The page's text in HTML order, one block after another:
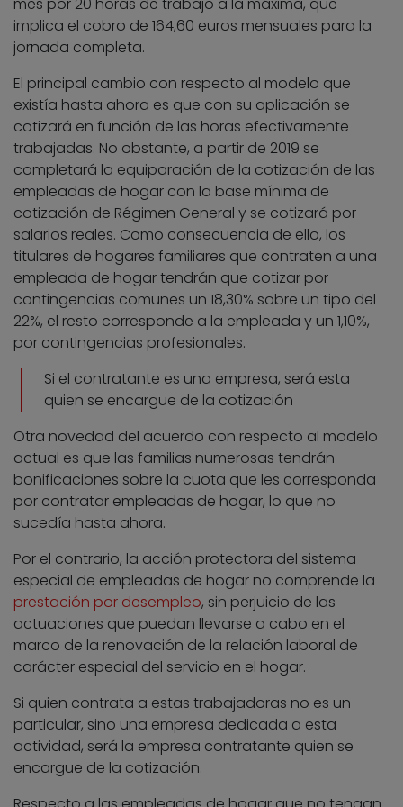
mes por 20 horas de trabajo a la máxima, que
implica el cobro de 164,60 euros mensuales para la
jornada completa.
El principal cambio con respecto al modelo que
existía hasta ahora es que con su aplicación se
cotizará en función de las horas efectivamente
trabajadas. No obstante, a partir de 2019 se
completará la equiparación de la cotización de las
empleadas de hogar con la base mínima de
cotización de Régimen General y se cotizará por
salarios reales. Como consecuencia de ello, los
titulares de hogares familiares que contraten a una
empleada de hogar tendrán que cotizar por
contingencias comunes un 18,30% sobre un tipo del
22%, el resto corresponde a la empleada y un 1,10%,
por contingencias profesionales.
Si el contratante es una empresa, será esta
quien se encargue de la cotización
Otra novedad del acuerdo con respecto al modelo
actual es que las familias numerosas tendrán
bonificaciones sobre la cuota que les corresponda
por contratar empleadas de hogar, lo que no
sucedía hasta ahora.
Por el contrario, la acción protectora del sistema
especial de empleadas de hogar no comprende la
prestación por desempleo, sin perjuicio de las
actuaciones que puedan llevarse a cabo en el
marco de la renovación de la relación laboral de
carácter especial del servicio en el hogar.
Si quien contrata a estas trabajadoras no es un
particular, sino una empresa dedicada a esta
actividad, será la empresa contratante quien se
encargue de la cotización.